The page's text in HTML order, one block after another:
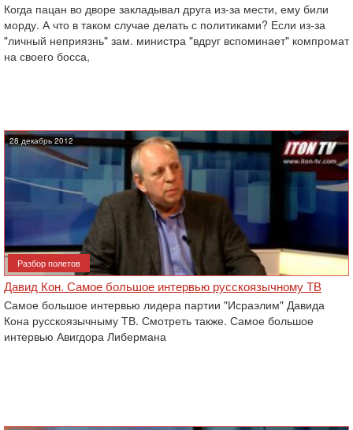
Когда пацан во дворе закладывал друга из-за мести, ему били
морду. А что в таком случае делать с политиками? Если из-за
"личный неприязнь" зам. министра "вдруг вспоминает" компромат
на своего босса,
28 декабрь 2012
Разбор полетов
Давид Кон. Самое большое интервью русскоязычному ТВ
Самое большое интервью лидера партии "Исраэлим" Давида
Кона русскоязычныму ТВ. Смотреть также. Самое большое
интервью Авигдора Либермана